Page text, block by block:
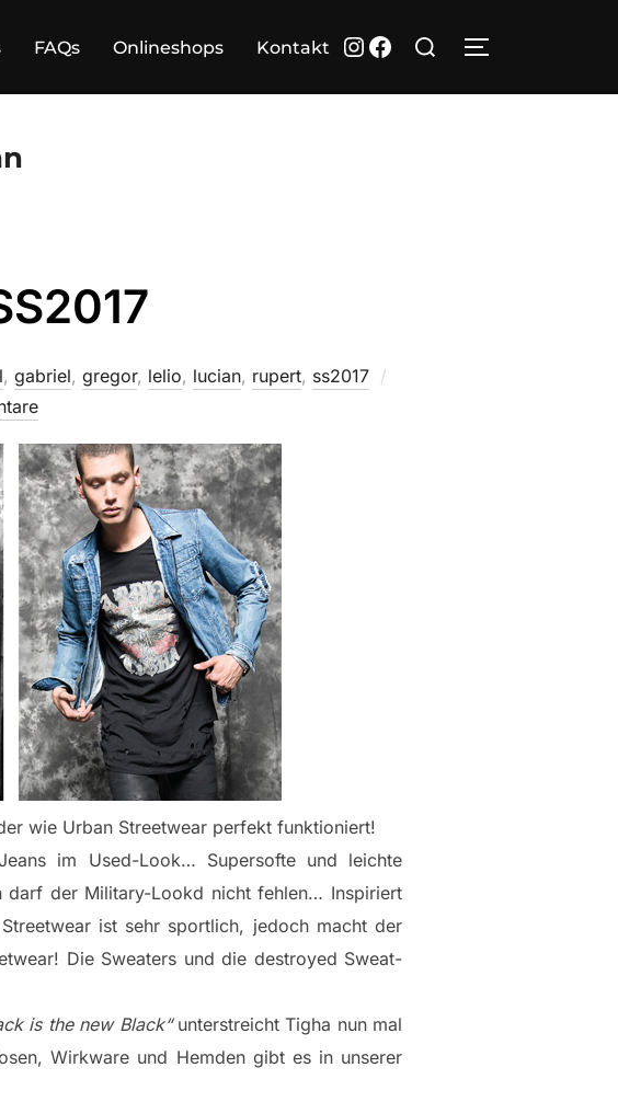
FAQs Onlineshops Kontakt Instagram
Facebook
Suchen
, gabriel, gregor, lelio, lucian, rupert, ss2017
wie Urban Streetwear perfekt funktioniert!
im Used-Look… Supersofte und leichte
darf der Military-Lookd nicht fehlen… Inspiriert
ist sehr sportlich, jedoch macht der
Die Sweaters und die destroyed Sweat-
is the new Black“unterstreicht Tigha nun mal
Wirkware und Hemden gibt es in unserer